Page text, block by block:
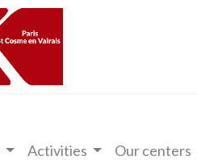
Activities Our centers